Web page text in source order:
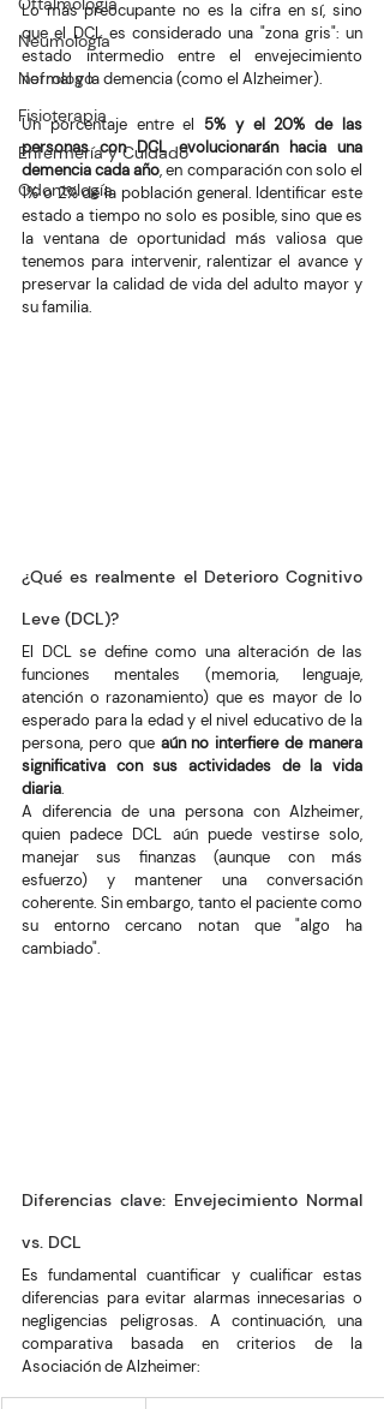
Neumología
Nefrologo
Fisioterapia
Enfermería y Cuidado
Odontología
Lo más preocupante no es la cifra en sí, sino
que el DCL es considerado una "zona gris": un
estado intermedio entre el envejecimiento
normal y la demencia (como el Alzheimer).
Un porcentaje entre el 5% y el 20% de las
personas con DCL evolucionarán hacia una
demencia cada año, en comparación con solo el
1% o 2% de la población general. Identificar este
estado a tiempo no solo es posible, sino que es
la ventana de oportunidad más valiosa que
tenemos para intervenir, ralentizar el avance y
preservar la calidad de vida del adulto mayor y
su familia.
¿Qué es realmente el Deterioro Cognitivo
Leve (DCL)?
El DCL se define como una alteración de las
funciones mentales (memoria, lenguaje,
atención o razonamiento) que es mayor de lo
esperado para la edad y el nivel educativo de la
persona, pero que aún no interfiere de manera
significativa con sus actividades de la vida
diaria.
A diferencia de una persona con Alzheimer,
quien padece DCL aún puede vestirse solo,
manejar sus finanzas (aunque con más
esfuerzo) y mantener una conversación
coherente. Sin embargo, tanto el paciente como
su entorno cercano notan que "algo ha
cambiado".
Diferencias clave: Envejecimiento Normal
vs. DCL
Es fundamental cuantificar y cualificar estas
diferencias para evitar alarmas innecesarias o
negligencias peligrosas. A continuación, una
comparativa basada en criterios de la
Asociación de Alzheimer: